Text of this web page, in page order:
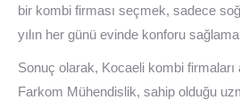
bir kombi firması seçmek, sadece
yılın her günü evinde konforu
Sonuç olarak, Kocaeli kombi firmaları
Farkom Mühendislik, sahip olduğu